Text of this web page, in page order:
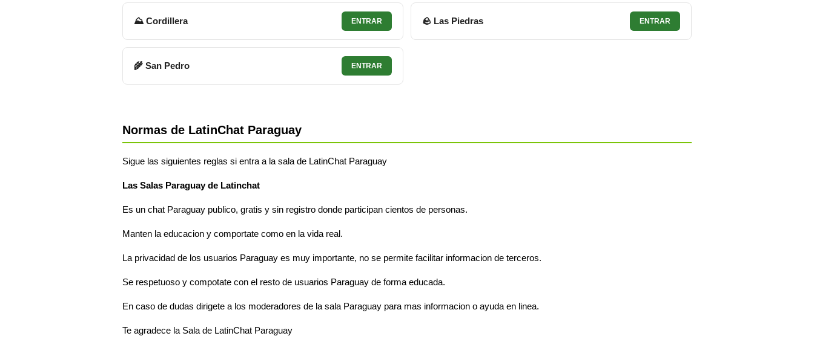
⛰ Cordillera ENTRAR 🪨 Las Piedras ENTRAR
🌾 San Pedro ENTRAR
Normas de LatinChat Paraguay
Sigue las siguientes reglas si entra a la sala de LatinChat Paraguay
Las Salas Paraguay de Latinchat
Es un chat Paraguay publico, gratis y sin registro donde participan cientos de personas.
Manten la educacion y comportate como en la vida real.
La privacidad de los usuarios Paraguay es muy importante, no se permite facilitar informacion de terceros.
Se respetuoso y compotate con el resto de usuarios Paraguay de forma educada.
En caso de dudas dirigete a los moderadores de la sala Paraguay para mas informacion o ayuda en linea.
Te agradece la Sala de LatinChat Paraguay